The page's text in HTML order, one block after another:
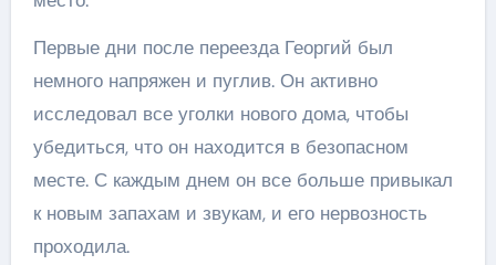
Первые дни после переезда Георгий был
немного напряжен и пуглив. Он активно
исследовал все уголки нового дома, чтобы
убедиться, что он находится в безопасном
месте. С каждым днем он все больше привыкал
к новым запахам и звукам, и его нервозность
проходила.